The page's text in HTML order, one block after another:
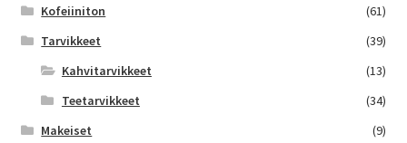
Kofeiiniton
(61)
Tarvikkeet
(39)
Kahvitarvikkeet
(13)
Teetarvikkeet
(34)
Makeiset
(9)